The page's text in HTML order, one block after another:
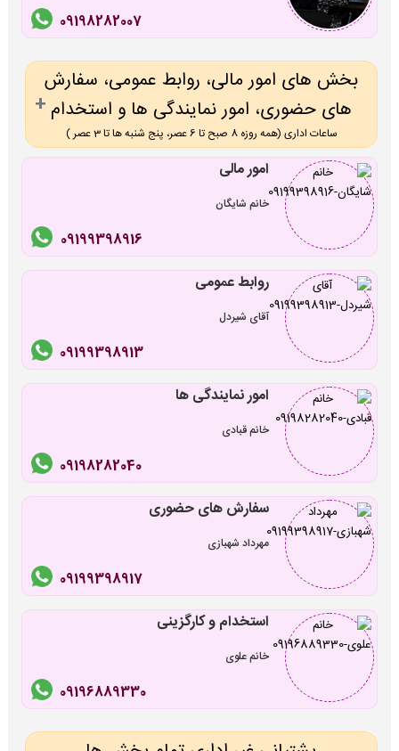
09198282007
بخش های امور مالی، روابط عمومی، سفارش
های حضوری، امور نمایندگی ها و استخدام
ساعات اداری (همه روزه 8 صبح تا 6 عصر، پنج شنبه ها تا 3 عصر )
امور مالی
خانم شایگان
09199398916
روابط عمومی
آقای شیردل
09199398913
امور نمایندگی ها
خانم قبادی
09198282040
سفارش های حضوری
مهرداد شهبازی
09199398917
استخدام و کارگزینی
خانم علوی
09196889330